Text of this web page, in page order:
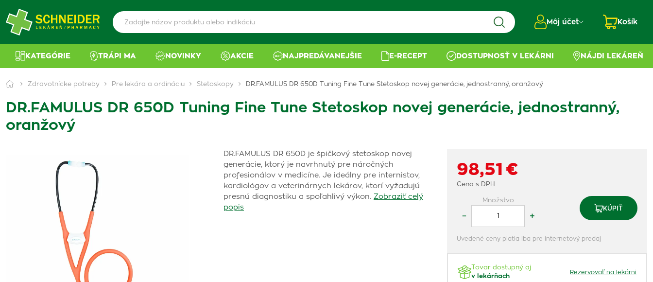
Môj účet Košík
KATEGÓRIE TRÁPI MA NOVINKY AKCIE NAJPREDÁVANEJŠIE E-RECEPT DOSTUPNOSŤ V LEKÁRNI NÁJDI LEKÁREŇ
Zdravotnícke potreby Pre lekára a ordináciu Stetoskopy DR.FAMULUS DR 650D Tuning Fine Tune Stetoskop novej generácie, jednostranný, oranžový
DR.FAMULUS DR 650D Tuning Fine Tune Stetoskop novej generácie, jednostranný,
oranžový
DR.FAMULUS DR 650D je špičkový stetoskop novej
generácie, ktorý je navrhnutý pre náročných
profesionálov v medicíne. Je ideálny pre internistov,
kardiológov a veterinárnych lekárov, ktorí vyžadujú
presnú diagnostiku a spoľahlivý výkon. Zobraziť celý
popis
98,51 €
Cena s DPH
Množstvo
– +
KÚPIŤ
Uvedené ceny platia iba pre internetový predaj
Tovar dostupný aj
v lekárňach
Rezervovať na lekárni